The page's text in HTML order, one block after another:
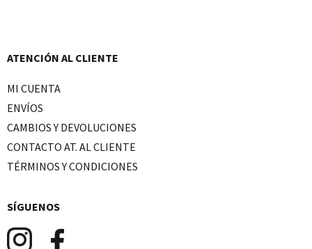
ATENCIÓN AL CLIENTE
MI CUENTA
ENVÍOS
CAMBIOS Y DEVOLUCIONES
CONTACTO AT. AL CLIENTE
TÉRMINOS Y CONDICIONES
SÍGUENOS